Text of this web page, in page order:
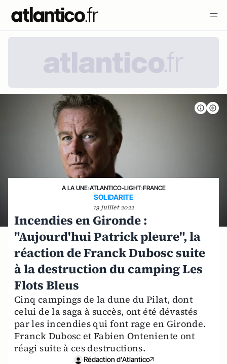
A LA UNE›ATLANTICO-LIGHT›FRANCE
SOLIDARITE
19 juillet 2022
Incendies en Gironde :
"Aujourd'hui Patrick pleure", la
réaction de Franck Dubosc suite
à la destruction du camping Les
Flots Bleus
Cinq campings de la dune du Pilat, dont
celui de la saga à succès, ont été dévastés
par les incendies qui font rage en Gironde.
Franck Dubosc et Fabien Onteniente ont
réagi suite à ces destructions.
Rédaction d'Atlantico